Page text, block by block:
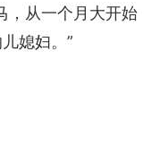
，从一个月大开始
媳妇。”